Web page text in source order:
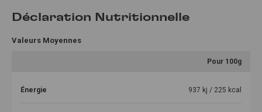
Déclaration Nutritionnelle
Valeurs Moyennes
Pour 100g
Énergie 937 kj / 225 kcal